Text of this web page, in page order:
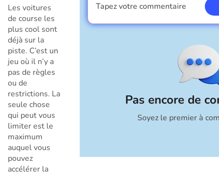
Les voitures
de course les
plus cool sont
déjà sur la
piste. C’est un
jeu où il n’y a
pas de règles
ou de
restrictions. La
seule chose
qui peut vous
limiter est le
maximum
auquel vous
pouvez
accélérer la
Pas encore de
Soyez le premier à
Tapez votre commentaire
Je suis un garçon
Annuler